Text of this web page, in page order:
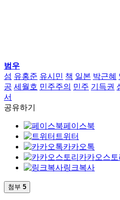
범우
섬 유홍준 유시민 책 일본 박근혜
공 세월호 민주주의 민주 기득권
서
공유하기
페이스북
트위터
카카오톡
카카오스토
링크복사
첨부 5